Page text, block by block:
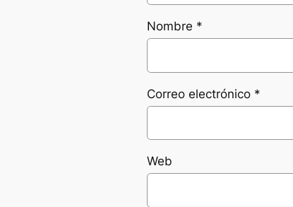
Nombre *
Correo electrónico *
Web